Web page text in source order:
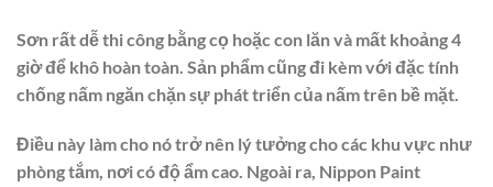
Sơn rất dễ thi công bằng cọ hoặc con lăn và mất khoảng 4
giờ để khô hoàn toàn. Sản phẩm cũng đi kèm với đặc tính
chống nấm ngăn chặn sự phát triển của nấm trên bề mặt.
Điều này làm cho nó trở nên lý tưởng cho các khu vực như
phòng tắm, nơi có độ ẩm cao. Ngoài ra, Nippon Paint